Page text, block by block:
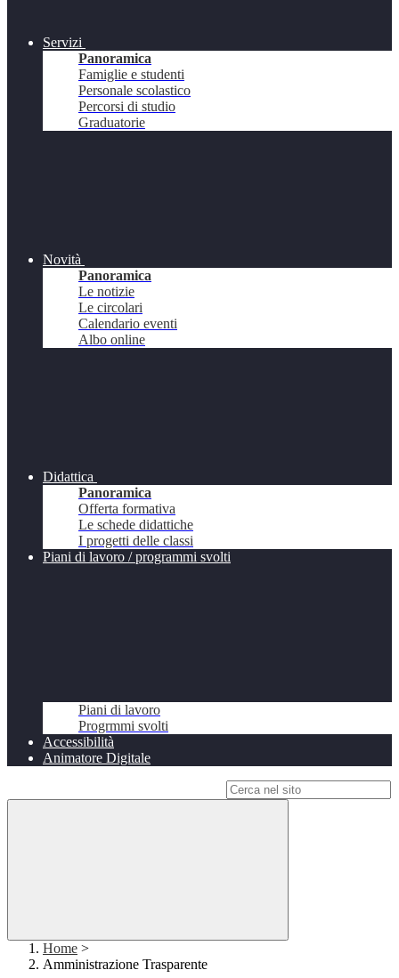
Servizi
Panoramica
Famiglie e studenti
Personale scolastico
Percorsi di studio
Graduatorie
Novità
Panoramica
Le notizie
Le circolari
Calendario eventi
Albo online
Didattica
Panoramica
Offerta formativa
Le schede didattiche
I progetti delle classi
Piani di lavoro / programmi svolti
Piani di lavoro
Progrmmi svolti
Accessibilità
Animatore Digitale
Home >
Amministrazione Trasparente